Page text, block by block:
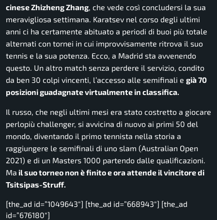
cinese Zhizheng Zhang , che vede così concludersi la sua
meravigliosa settimana. Karatsev nel corso degli ultimi
anni ci ha certamente abituato a periodi di buoi più totale
alternati con tornei in cui improvvisamente ritrova il suo
tennis e la sua potenza. Ecco, a Madrid sta avvenendo
questo. Un altro match senza perdere il servizio, condito
da ben 30 colpi vincenti, l’accesso alle semifinali e già 70
posizioni guadagnate virtualmente in classifica.
Il russo, che negli ultimi mesi era stato costretto a giocare
perlopiù challenger, si avvicina di nuovo ai primi 50 del
mondo, diventando il primo tennista nella storia a
raggiungere le semifinali di uno slam (Australian Open
2021) e di un Masters 1000 partendo dalle qualificazioni.
Ma il suo torneo non è finito e ora attende il vincitore di
Tsitsipas-Struff.
[the_ad id=”1049643″] [the_ad id=”668943″] [the_ad
id=”676180″]